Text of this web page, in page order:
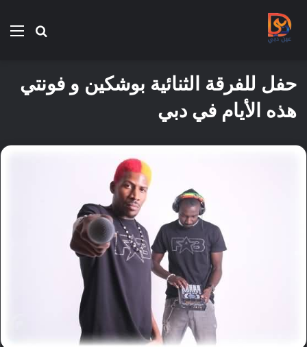
بحث
حفل للفرقة الثنائية بوشكين و فونتي
هذه الأيام في دبي